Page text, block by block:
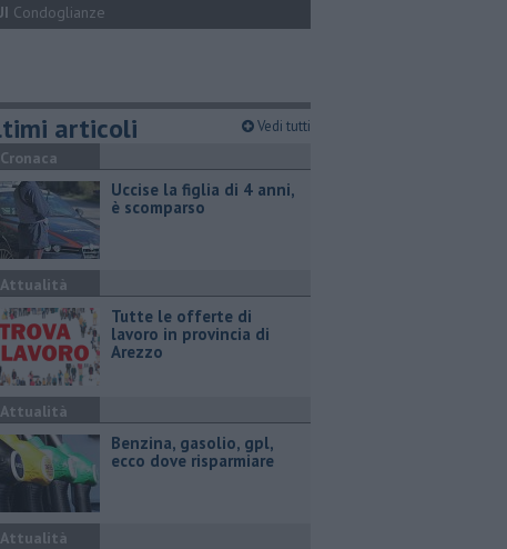
Condoglianze
articoli Vedi tutti
Cronaca
Uccise la figlia di 4 anni,
è scomparso
Attualità
​Tutte le offerte di
lavoro in provincia di
Arezzo
Attualità
​Benzina, gasolio, gpl,
ecco dove risparmiare
Attualità